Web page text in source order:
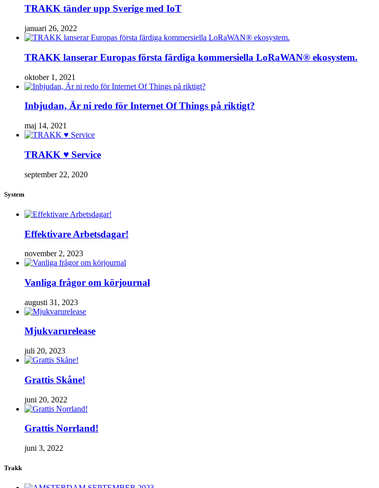
TRAKK tänder upp Sverige med IoT
januari 26, 2022
TRAKK lanserar Europas första färdiga kommersiella LoRaWAN® ekosystem.
oktober 1, 2021
Inbjudan, Är ni redo för Internet Of Things på riktigt?
maj 14, 2021
TRAKK ♥ Service
september 22, 2020
System
Effektivare Arbetsdagar!
november 2, 2023
Vanliga frågor om körjournal
augusti 31, 2023
Mjukvarurelease
juli 20, 2023
Grattis Skåne!
juni 20, 2022
Grattis Norrland!
juni 3, 2022
Trakk